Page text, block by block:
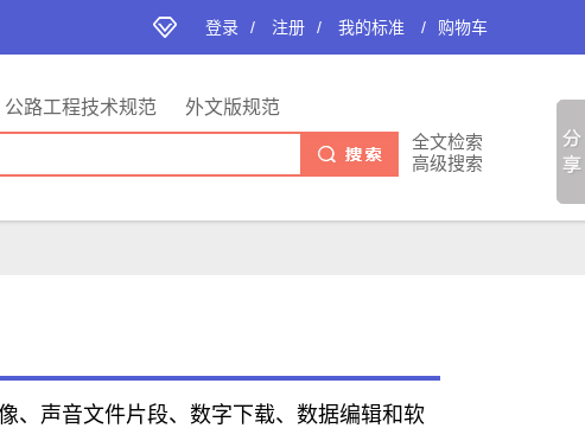
登录 / 注册 / 我的标准 / 购物车
公路工程技术规范 外文版规范
全文检索
高级搜索
、声音文件片段、数字下载、数据编辑和软